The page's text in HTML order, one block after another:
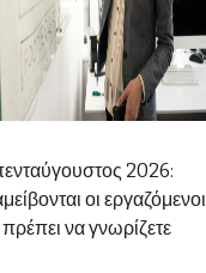
2026:
οι εργαζόμενοι
να γνωρίζετε